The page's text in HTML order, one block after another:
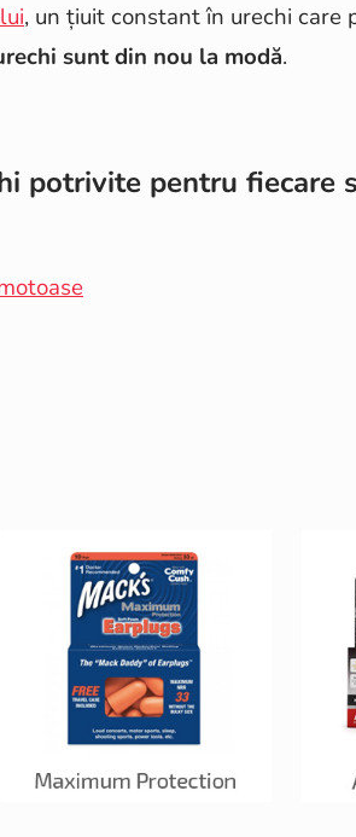
, un țiuit constant în urechi care
sunt din nou la modă.
potrivite pentru fiecare